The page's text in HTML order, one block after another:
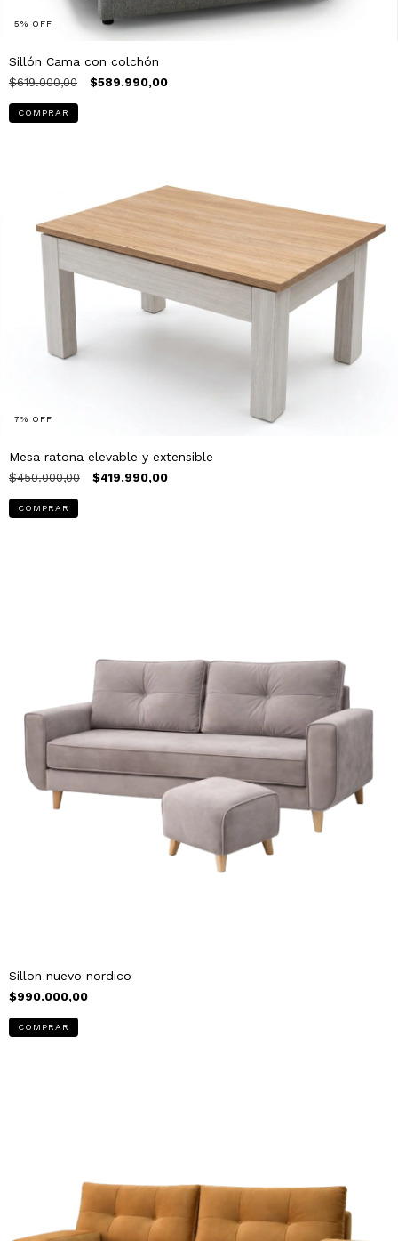
5% OFF
Sillón Cama con colchón
$619.000,00 $589.990,00
7% OFF
Mesa ratona elevable y extensible
$450.000,00 $419.990,00
Sillon nuevo nordico
$990.000,00